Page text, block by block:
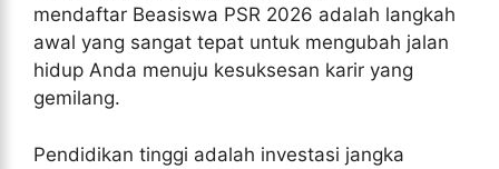
mendaftar Beasiswa PSR 2026 adalah langkah
awal yang sangat tepat untuk mengubah jalan
hidup Anda menuju kesuksesan karir yang
gemilang.
Pendidikan tinggi adalah investasi jangka